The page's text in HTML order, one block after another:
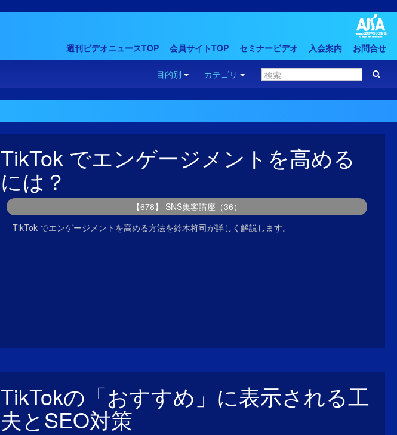
週刊ビデオニュースTOP 会員サイトTOP セミナービデオ 入会案内 お問合せ
目的別 カテゴリ
TikTok でエンゲージメントを高める
には？
【678】 SNS集客講座（36）
TikTok でエンゲージメントを高める方法を鈴木将司が詳しく解説します。
TikTokの「おすすめ」に表示される工
夫とSEO対策